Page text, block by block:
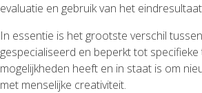
evaluatie en gebruik van het
In essentie is het grootste verschil
gespecialiseerd en beperkt tot
mogelijkheden heeft en in staat is om
met menselijke creativiteit.